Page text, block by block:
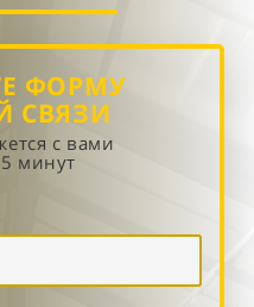
ФОРМУ
СВЯЗИ
с вами
минут